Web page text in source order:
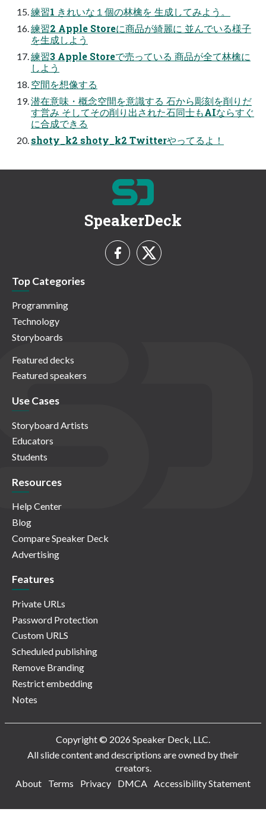
練習1 きれいな１個の林檎を 生成してみよう。
練習2 Apple Storeに商品が綺麗に 並んでいる様子
を生成しよう
練習3 Apple Storeで売っている 商品が全て林檎に
しよう
空間を想像する
潜在意味・概念空間を意識する 石から彫刻を削りだ
す営み そしてその削り出された石同士もAIならすぐ
に合成できる
shoty_k2 shoty_k2 Twitterやってるよ！
SpeakerDeck
Top Categories
Programming
Technology
Storyboards
Featured decks
Featured speakers
Use Cases
Storyboard Artists
Educators
Students
Resources
Help Center
Blog
Compare Speaker Deck
Advertising
Features
Private URLs
Password Protection
Custom URLS
Scheduled publishing
Remove Branding
Restrict embedding
Notes
Copyright © 2026 Speaker Deck, LLC.
All slide content and descriptions are owned by their
creators.
About
Terms Privacy DMCA Accessibility Statement